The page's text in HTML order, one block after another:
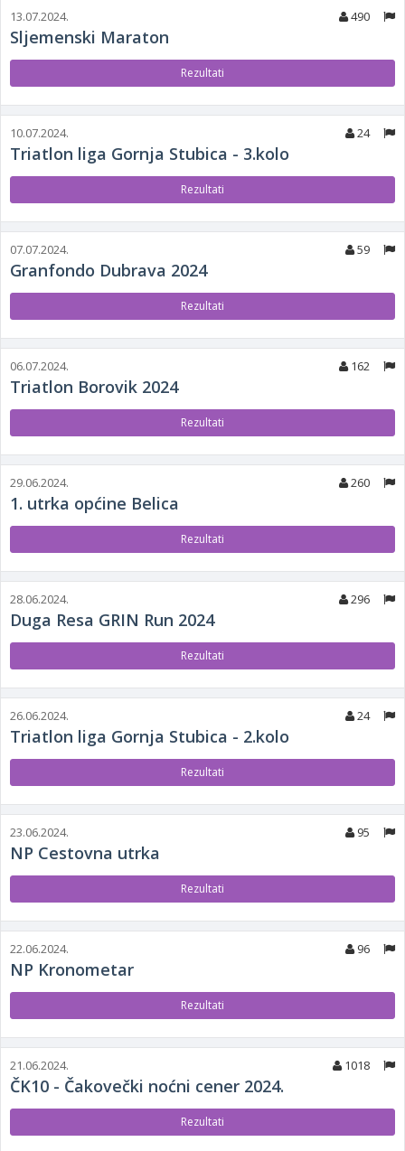
13.07.2024. 490
Sljemenski Maraton
Rezultati
10.07.2024. 24
Triatlon liga Gornja Stubica - 3.kolo
Rezultati
07.07.2024. 59
Granfondo Dubrava 2024
Rezultati
06.07.2024. 162
Triatlon Borovik 2024
Rezultati
29.06.2024. 260
1. utrka općine Belica
Rezultati
28.06.2024. 296
Duga Resa GRIN Run 2024
Rezultati
26.06.2024. 24
Triatlon liga Gornja Stubica - 2.kolo
Rezultati
23.06.2024. 95
NP Cestovna utrka
Rezultati
22.06.2024. 96
NP Kronometar
Rezultati
21.06.2024. 1018
ČK10 - Čakovečki noćni cener 2024.
Rezultati